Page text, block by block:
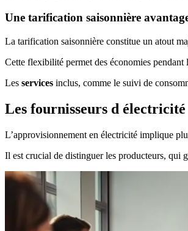
Une tarification saisonnière
La tarification saisonnière constitue un atout
Cette flexibilité permet des économies
Les services inclus, comme le suivi de
Les fournisseurs d
L’approvisionnement en électricité implique
Il est crucial de distinguer les producteurs, qui